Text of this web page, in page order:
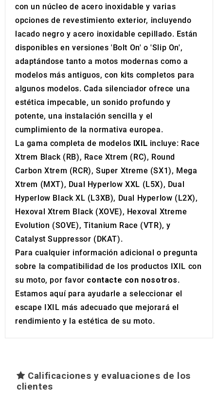
may combine it with other information that you’ve
of their services.
con un núcleo de acero inoxidable y varias
opciones de revestimiento exterior, incluyendo
lacado negro y acero inoxidable cepillado. Están
disponibles en versiones 'Bolt On' o 'Slip On',
adaptándose tanto a motos modernas como a
modelos más antiguos, con kits completos para
algunos modelos. Cada silenciador ofrece una
estética impecable, un sonido profundo y
potente, una instalación sencilla y el
cumplimiento de la normativa europea.
La gama completa de modelos IXIL incluye: Race
Xtrem Black (RB), Race Xtrem (RC), Round
Carbon Xtrem (RCR), Super Xtreme (SX1), Mega
Xtrem (MXT), Dual Hyperlow XXL (L5X), Dual
Hyperlow Black XL (L3XB), Dual Hyperlow (L2X),
Hexoval Xtrem Black (XOVE), Hexoval Xtreme
Evolution (SOVE), Titanium Race (VTR), y
Catalyst Suppressor (DKAT).
Para cualquier información adicional o pregunta
sobre la compatibilidad de los productos IXIL con
su moto, por favor contacte con nosotros.
Estamos aquí para ayudarle a seleccionar el
escape IXIL más adecuado que mejorará el
rendimiento y la estética de su moto.
Calificaciones y evaluaciones de los
clientes